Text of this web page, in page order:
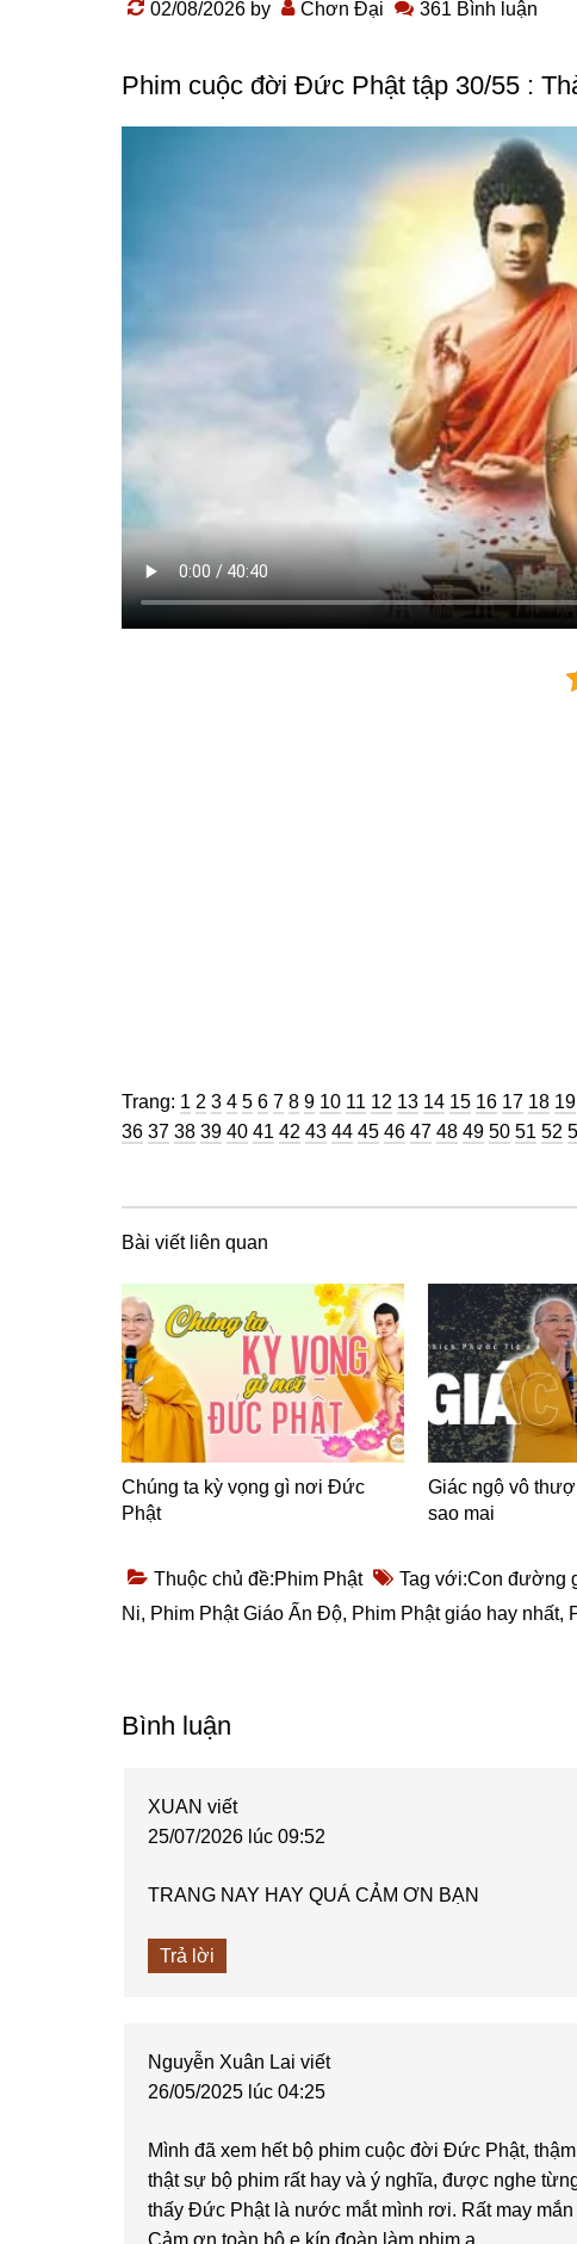
02/08/2026 by Chơn Đại 361 Bình luận
Phim cuộc đời Đức Phật tập 30/55 :
Trang: Trang
1 Trang
2 Trang
3 Trang
4 Trang
5 Trang
6 Trang
7 Trang
8 Trang
9 Trang
10 Trang
11 Trang
12 Trang
13 Trang
14 Trang
15 Trang
16 Trang
17 Trang
18 19
36 Trang
37 Trang
38 Trang
39 Trang
40 Trang
41 Trang
42 Trang
43 Trang
44 Trang
45 Trang
46 Trang
47 Trang
48 Trang
49 Trang
50 Trang
51 52
Bài viết liên quan
Chúng ta kỳ vọng gì nơi Đức
Phật
Giác ngộ vô
sao mai
Thuộc chủ đề:Phim Phật Tag với:Con đường
Ni, Phim Phật Giáo Ấn Độ, Phim Phật giáo hay nhất,
Reader
Bình luận
XUAN viết
25/07/2026 lúc 09:52
TRANG NAY HAY QUÁ CẢM ƠN BẠN
Trả lời
Nguyễn Xuân Lai viết
26/05/2025 lúc 04:25
Mình đã xem hết bộ phim cuộc đời Đức Phật,
thật sự bộ phim rất hay và ý nghĩa, được nghe
thấy Đức Phật là nước mắt mình rơi. Rất may